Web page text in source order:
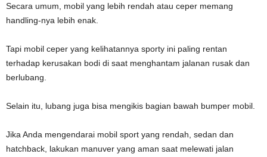
Secara umum, mobil yang lebih rendah atau ceper memang
handling-nya lebih enak.
Tapi mobil ceper yang kelihatannya sporty ini paling rentan
terhadap kerusakan bodi di saat menghantam jalanan rusak dan
berlubang.
Selain itu, lubang juga bisa mengikis bagian bawah bumper mobil.
Jika Anda mengendarai mobil sport yang rendah, sedan dan
hatchback, lakukan manuver yang aman saat melewati jalan